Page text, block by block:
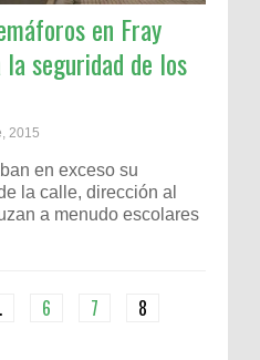
en Fray
seguridad de los
2015
en exceso su
la calle, dirección al
a menudo escolares
6 7 8